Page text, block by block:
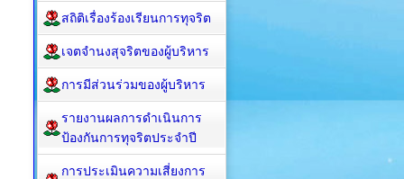
สถิติเรื่องร้องเรียนการทุจริต
เจตจำนงสุจริตของผู้บริหาร
การมีส่วนร่วมของผู้บริหาร
รายงานผลการดำเนินการ
ป้องกันการทุจริตประจำปี
การประเมินความเสี่ยงการ